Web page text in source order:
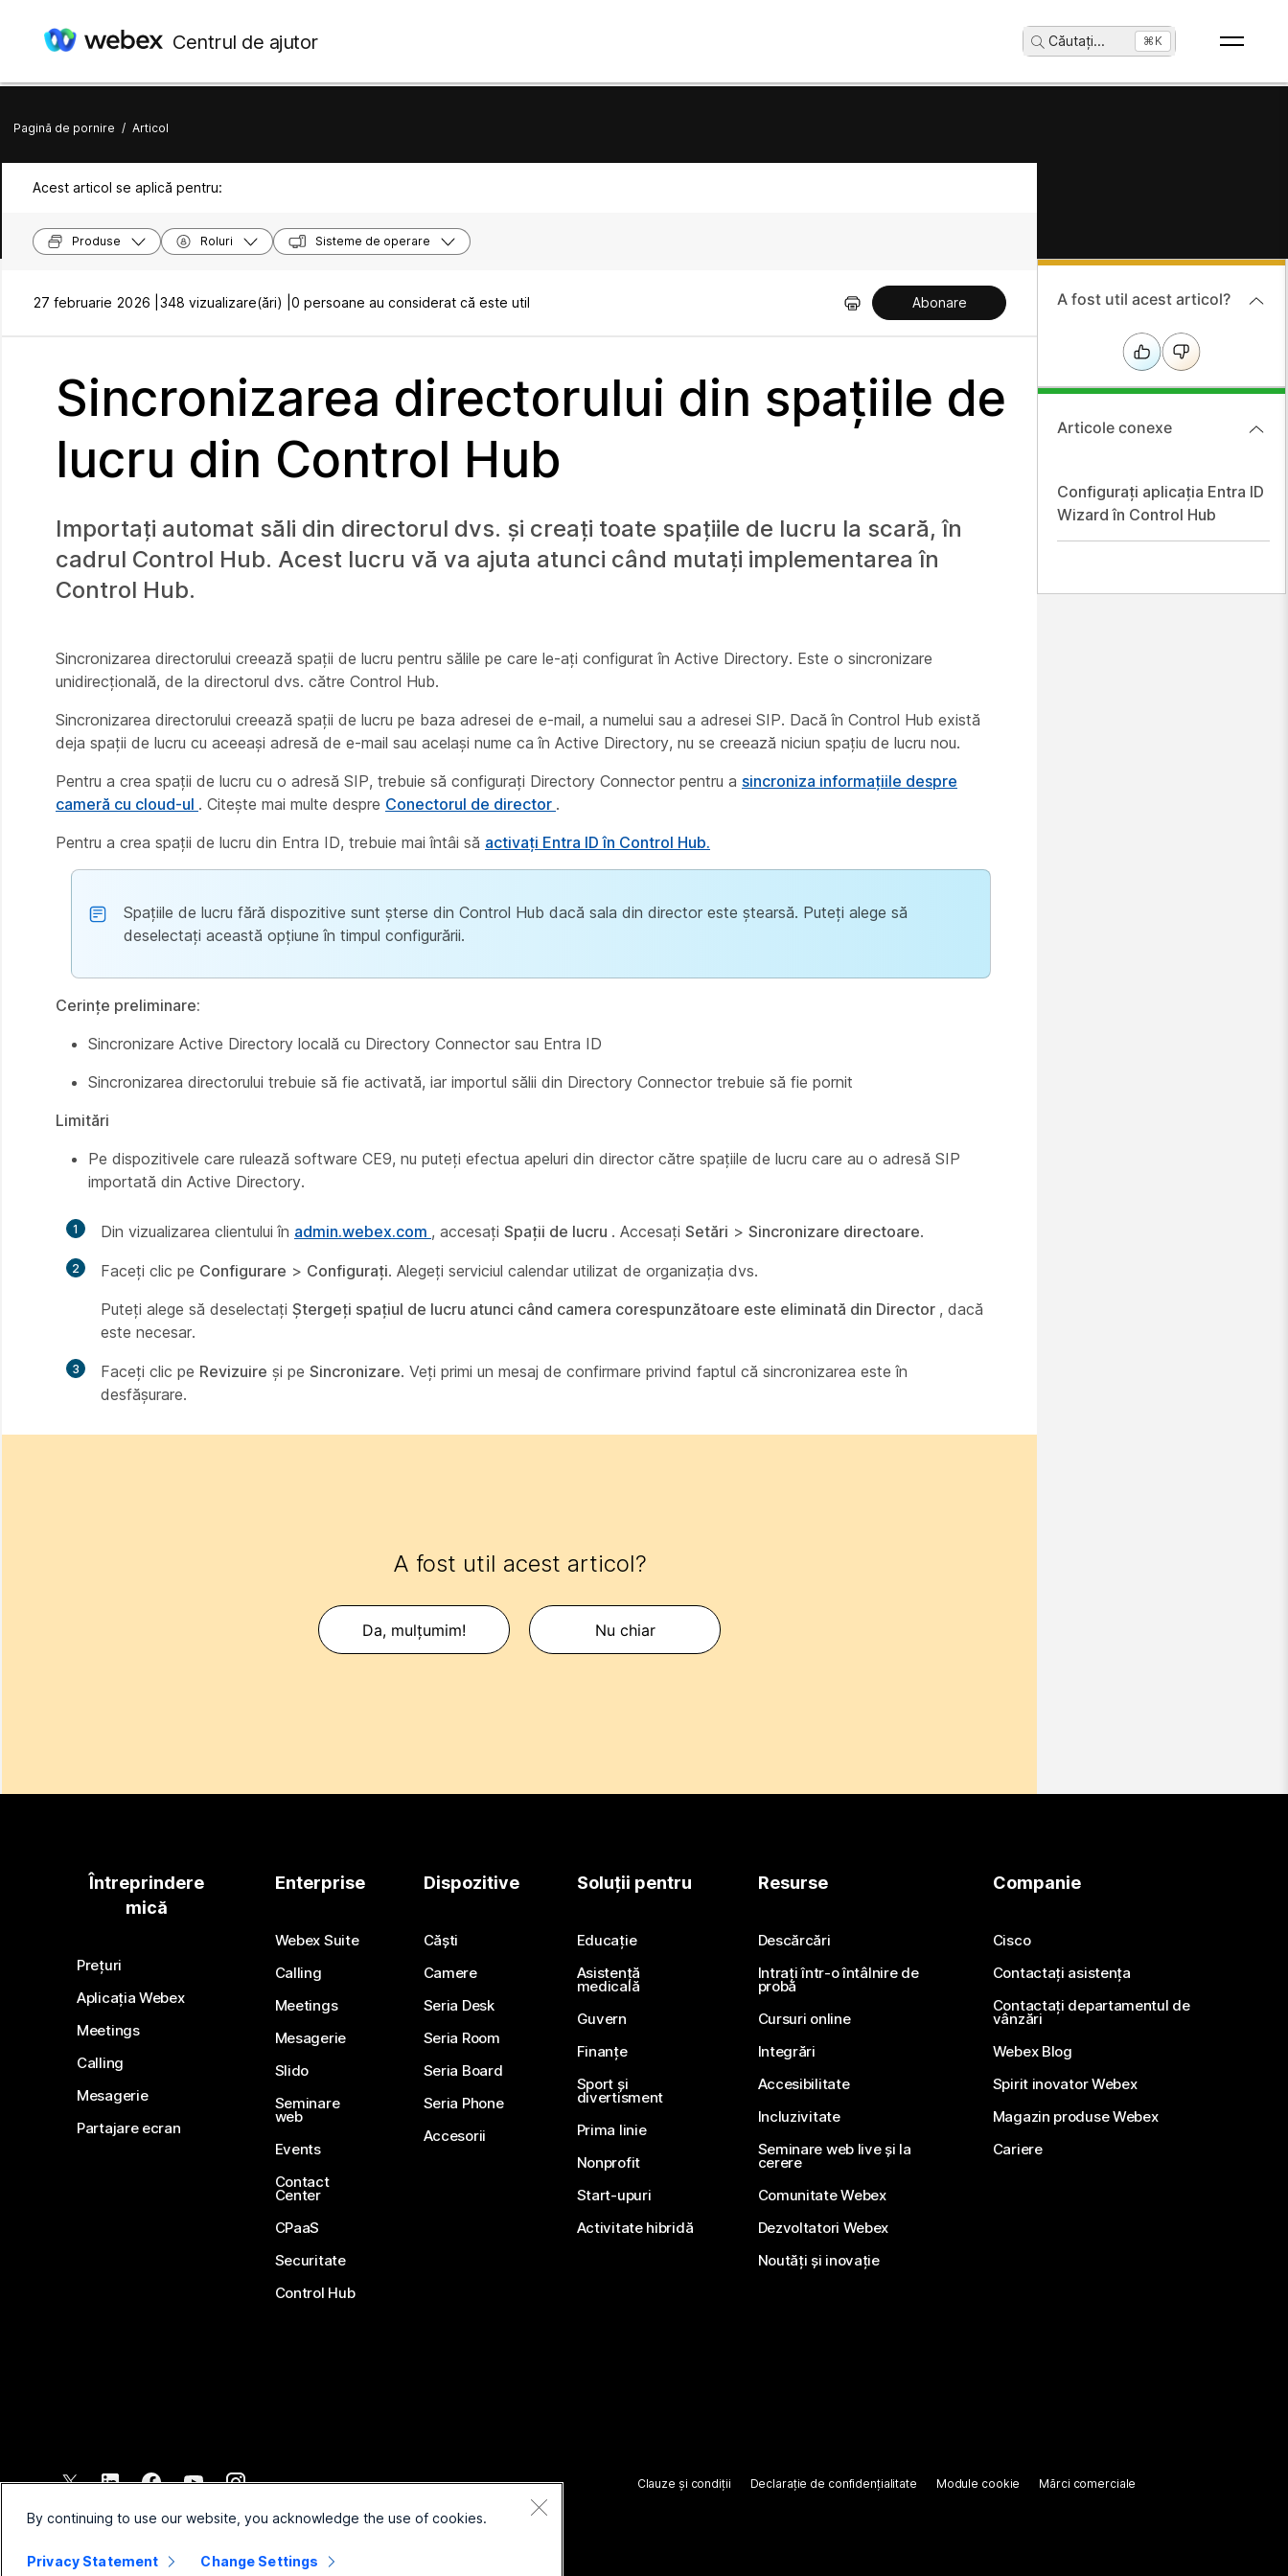
Centrul de ajutor Căutați... ⌘K
Pagină de pornire / Articol
Acest articol se aplică pentru:
Produse Roluri Sisteme de operare
27 februarie 2026 | 348 vizualizare(ări) | 0 persoane au considerat că este util Abonare
Sincronizarea directorului din spațiile de
lucru din Control Hub
Importați automat săli din directorul dvs. și creați toate spațiile de lucru la scară, în
cadrul Control Hub. Acest lucru vă va ajuta atunci când mutați implementarea în
Control Hub.
Sincronizarea directorului creează spații de lucru pentru sălile pe care le-ați configurat în Active Directory. Este o sincronizare
unidirecțională, de la directorul dvs. către Control Hub.
Sincronizarea directorului creează spații de lucru pe baza adresei de e-mail, a numelui sau a adresei SIP. Dacă în Control Hub există
deja spații de lucru cu aceeași adresă de e-mail sau același nume ca în Active Directory, nu se creează niciun spațiu de lucru nou.
Pentru a crea spații de lucru cu o adresă SIP, trebuie să configurați Directory Connector pentru a sincroniza informațiile despre
cameră cu cloud-ul . Citește mai multe despre Conectorul de director .
Pentru a crea spații de lucru din Entra ID, trebuie mai întâi să activați Entra ID în Control Hub.
Spațiile de lucru fără dispozitive sunt șterse din Control Hub dacă sala din director este ștearsă. Puteți alege să
deselectați această opțiune în timpul configurării.
Cerințe preliminare:
Sincronizare Active Directory locală cu Directory Connector sau Entra ID
Sincronizarea directorului trebuie să fie activată, iar importul sălii din Directory Connector trebuie să fie pornit
Limitări
Pe dispozitivele care rulează software CE9, nu puteți efectua apeluri din director către spațiile de lucru care au o adresă SIP
importată din Active Directory.
1 Din vizualizarea clientului în admin.webex.com , accesați Spații de lucru . Accesați Setări > Sincronizare directoare.
2 Faceți clic pe Configurare > Configurați. Alegeți serviciul calendar utilizat de organizația dvs.
Puteți alege să deselectați Ștergeți spațiul de lucru atunci când camera corespunzătoare este eliminată din Director , dacă
este necesar.
3 Faceți clic pe Revizuire și pe Sincronizare. Veți primi un mesaj de confirmare privind faptul că sincronizarea este în
desfășurare.
A fost util acest articol?
Da, mulțumim! Nu chiar
A fost util acest articol?
Articole conexe
Configurați aplicația Entra ID
Wizard în Control Hub
Întreprindere
mică
Prețuri
Aplicația Webex
Meetings
Calling
Mesagerie
Partajare ecran
Enterprise
Webex Suite
Calling
Meetings
Mesagerie
Slido
Seminare
web
Events
Contact
Center
CPaaS
Securitate
Control Hub
Dispozitive
Căști
Camere
Seria Desk
Seria Room
Seria Board
Seria Phone
Accesorii
Soluții pentru
Educație
Asistență
medicală
Guvern
Finanțe
Sport și
divertisment
Prima linie
Nonprofit
Start-upuri
Activitate hibridă
Resurse
Descărcări
Intrați într-o întâlnire de
probă
Cursuri online
Integrări
Accesibilitate
Incluzivitate
Seminare web live și la
cerere
Comunitate Webex
Dezvoltatori Webex
Noutăți și inovație
Companie
Cisco
Contactați asistența
Contactați departamentul de
vânzări
Webex Blog
Spirit inovator Webex
Magazin produse Webex
Cariere
2026 Cisco și/sau afiliații săi. Toate drepturile rezervate.
Clauze și condiții Declarație de confidențialitate Module cookie Mărci comerciale
By continuing to use our website, you acknowledge the use of cookies.
Privacy Statement Change Settings